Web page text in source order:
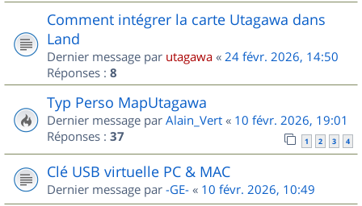
Comment intégrer la carte Utagawa dans
Land
Dernier message par utagawa « 24 févr. 2026, 14:50
Réponses : 8
Typ Perso MapUtagawa
Dernier message par Alain_Vert « 10 févr. 2026, 19:01
Réponses : 37 1 2 3 4
Clé USB virtuelle PC & MAC
Dernier message par -GE- « 10 févr. 2026, 10:49